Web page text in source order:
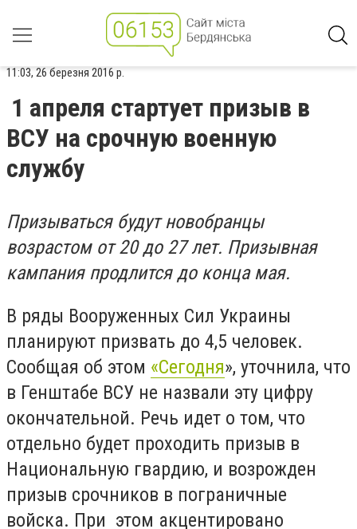
11:03, 26 березня 2016 р.
1 апреля стартует призыв в
ВСУ на срочную военную
службу
Призываться будут новобранцы
возрастом от 20 до 27 лет. Призывная
кампания продлится до конца мая.
В ряды Вооруженных Сил Украины
планируют призвать до 4,5 человек.
Сообщая об этом «Сегодня», уточнила, что
в Генштабе ВСУ не назвали эту цифру
окончательной. Речь идет о том, что
отдельно будет проходить призыв в
Национальную гвардию, и возрожден
призыв срочников в пограничные
войска. При этом акцентировано